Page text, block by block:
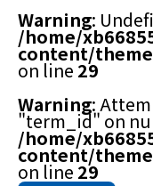
Warning:
/home/
content/
on line 29
Warning:
"term_id" on
/home/
content/
on line 29